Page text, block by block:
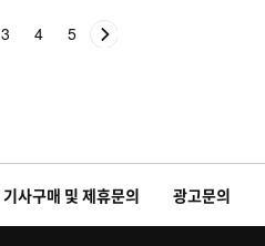
3 4 5
기사구매 및 제휴문의 광고문의